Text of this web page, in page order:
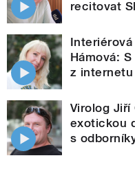
recitovat
Hámová:
z internetu
Virolog Jiří
exotickou
s